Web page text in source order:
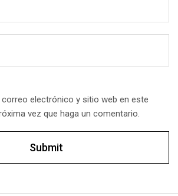
correo electrónico y sitio web en este
vez que haga un comentario.